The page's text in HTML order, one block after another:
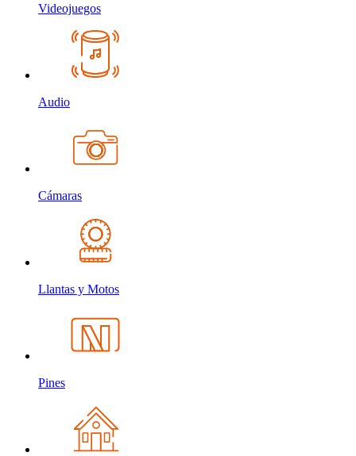
Videojuegos
Audio
Cámaras
Llantas y Motos
Pines